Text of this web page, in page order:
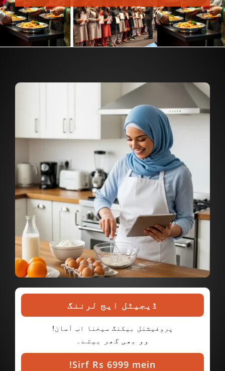
ڈیجیٹل ایج لرننگ
پروفیشنل بیکنگ سیخنا اب آسان!
وو بھی گھر بیتے۔
Sirf Rs 6999 mein!